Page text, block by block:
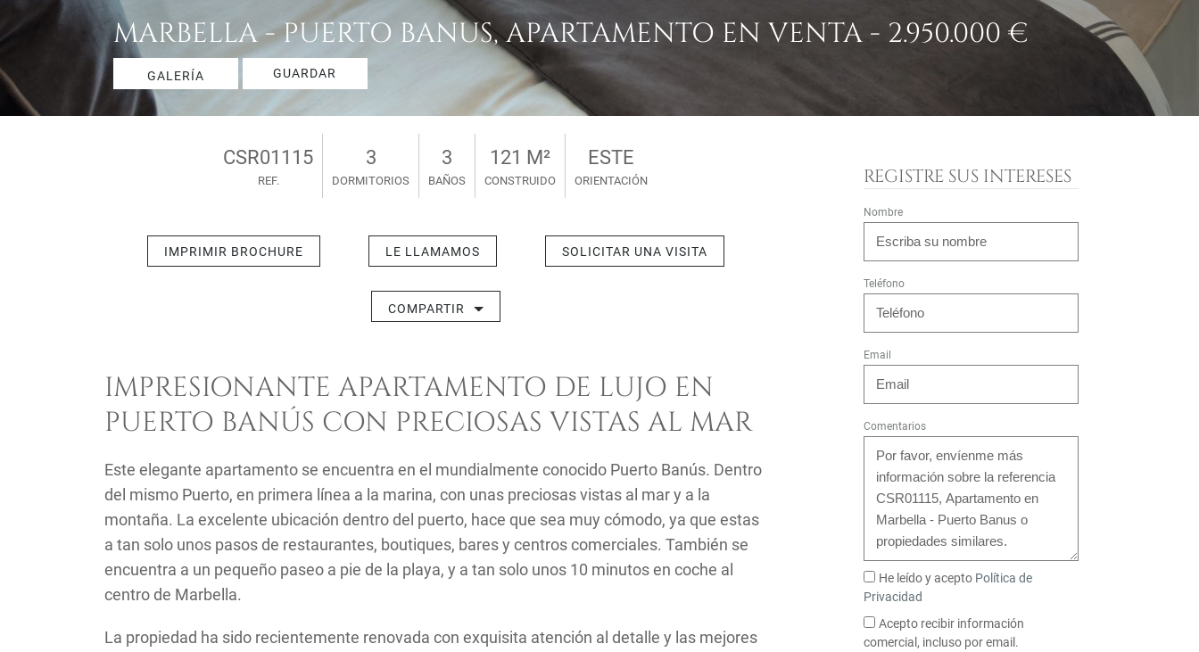
MARBELLA - PUERTO BANUS, APARTAMENTO EN VENTA - 2.950.000 €
GALERÍA GUARDAR
CSR01115
REF.
3
DORMITORIOS
3
BAÑOS
121 M²
CONSTRUIDO
ESTE
ORIENTACIÓN
IMPRIMIR BROCHURE LE LLAMAMOS SOLICITAR UNA VISITA
COMPARTIR
IMPRESIONANTE APARTAMENTO DE LUJO EN
PUERTO BANÚS CON PRECIOSAS VISTAS AL MAR
Este elegante apartamento se encuentra en el mundialmente conocido Puerto Banús. Dentro
del mismo Puerto, en primera línea a la marina, con unas preciosas vistas al mar y a la
montaña. La excelente ubicación dentro del puerto, hace que sea muy cómodo, ya que estas
a tan solo unos pasos de restaurantes, boutiques, bares y centros comerciales. También se
encuentra a un pequeño paseo a pie de la playa, y a tan solo unos 10 minutos en coche al
centro de Marbella.
La propiedad ha sido recientemente renovada con exquisita atención al detalle y las mejores
REGISTRE SUS INTERESES
Nombre
Teléfono
Email
Comentarios
He leído y acepto Política de
Privacidad
Acepto recibir información
comercial, incluso por email.